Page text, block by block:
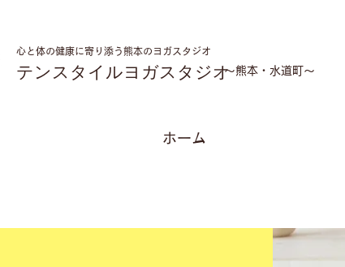
テンスタイルヨガスタジオ
心と体の健康に寄り添う熊本のヨガスタジオ
​～熊本・水道町～
ホーム